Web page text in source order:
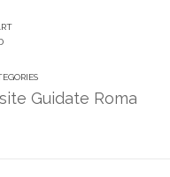
Guidate Roma